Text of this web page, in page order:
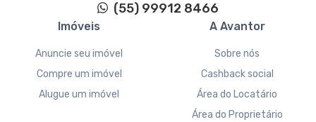
(55) 99912 8466
Imóveis
Anuncie seu imóvel
Compre um imóvel
Alugue um imóvel
A Avantor
Sobre nós
Cashback social
Área do Locatário
Área do Proprietário